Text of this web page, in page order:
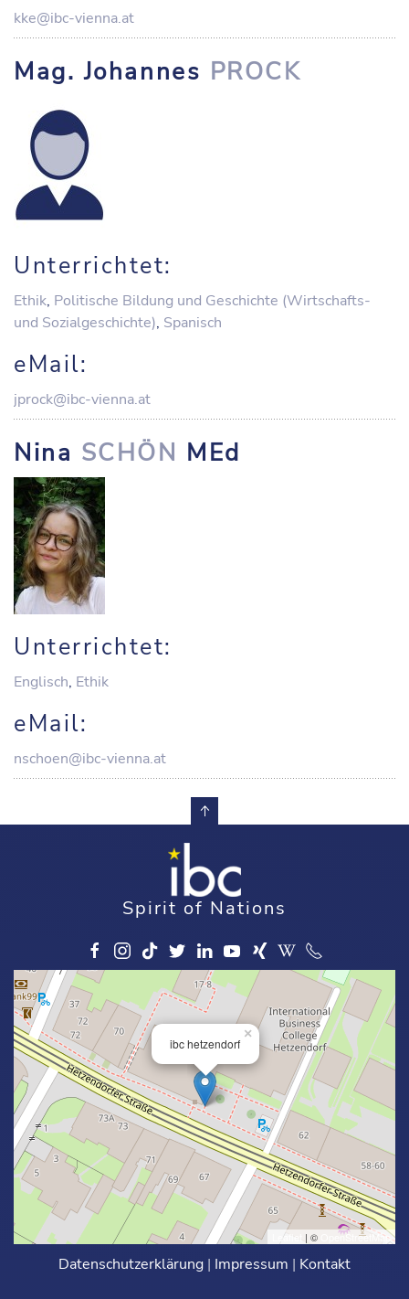
kke@ibc-vienna.at
Mag. Johannes PROCK
Unterrichtet:
Ethik, Politische Bildung und Geschichte (Wirtschafts-
und Sozialgeschichte), Spanisch
eMail:
jprock@ibc-vienna.at
Nina SCHÖN MEd
Unterrichtet:
Englisch, Ethik
eMail:
nschoen@ibc-vienna.at
Spirit of Nations
ibc hetzendorf
×
Leaflet | © OpenStreetMap
Datenschutzerklärung | Impressum | Kontakt